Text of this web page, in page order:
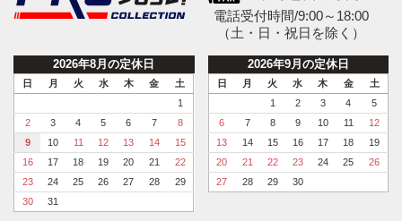
電話受付時間/9:00～18:00
（土・日・祝日を除く）
2026年8月の定休日
日 月 火 水 木 金
土
1
2
3 4 5 6 7
8
9
10 11 12 13 14
15
16
17 18 19 20 21
22
23
24 25 26 27 28
29
30
31
2026年9月の定休日
日 月 火 水 木 金
土
1
2 3 4
5
6
7 8 9 10 11
12
13
14 15 16 17 18
19
20
21 22 23 24 25
26
27
28 29 30